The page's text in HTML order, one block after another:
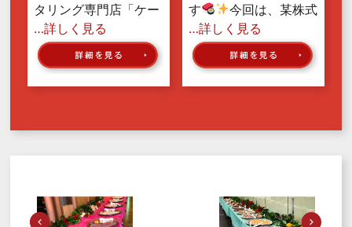
タリング専門店「ケー
…詳しく見る
す
今回は、某株式
…詳しく見る